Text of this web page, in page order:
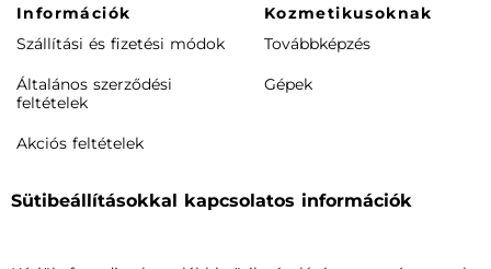
Információk
Szállítási és fizetési módok
Általános szerződési
feltételek
Akciós feltételek
visszaküldés
Kozmetikusoknak
Továbbképzés
Gépek
Sütibeállításokkal kapcsolatos információk